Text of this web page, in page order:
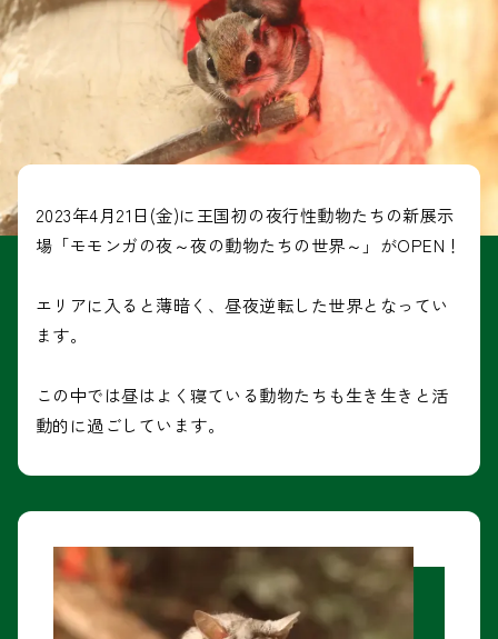
2023年4月21日(金)に王国初の夜行性動物たちの新展示
場「モモンガの夜～夜の動物たちの世界～」がOPEN！
エリアに入ると薄暗く、昼夜逆転した世界となってい
ます。
この中では昼はよく寝ている動物たちも生き生きと活
動的に過ごしています。